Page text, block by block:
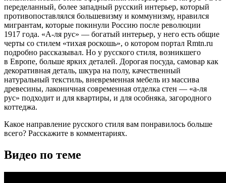
переделанный, более западный русский интерьер, который
противопоставлялся большевизму и коммунизму, нравился
мигрантам, которые покинули Россию после революции
1917 года. «А-ля рус» — богатый интерьер, у него есть общие
черты со стилем «тихая роскошь», о котором портал Rmtn.ru
подробно рассказывал. Но у русского стиля, возникшего
в Европе, больше ярких деталей. Дорогая посуда, самовар как
декоративная деталь, шкура на полу, качественный
натуральный текстиль, вневременная мебель из массива
древесины, лаконичная современная отделка стен — «а-ля
рус» подходит и для квартиры, и для особняка, загородного
коттеджа.
Какое направление русского стиля вам понравилось больше
всего? Расскажите в комментариях.
Видео по теме